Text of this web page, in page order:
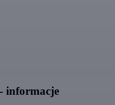
informacje